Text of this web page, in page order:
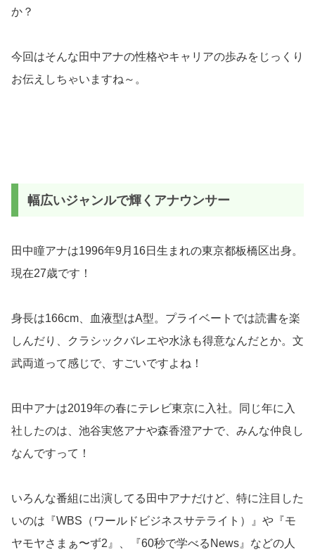
か？
今回はそんな田中アナの性格やキャリアの歩みをじっくり
お伝えしちゃいますね～。
幅広いジャンルで輝くアナウンサー
田中瞳アナは1996年9月16日生まれの東京都板橋区出身。
現在27歳です！
身長は166cm、血液型はA型。プライベートでは読書を楽
しんだり、クラシックバレエや水泳も得意なんだとか。文
武両道って感じで、すごいですよね！
田中アナは2019年の春にテレビ東京に入社。同じ年に入
社したのは、池谷実悠アナや森香澄アナで、みんな仲良し
なんですって！
いろんな番組に出演してる田中アナだけど、特に注目した
いのは『WBS（ワールドビジネスサテライト）』や『モ
ヤモヤさまぁ〜ず2』、『60秒で学べるNews』などの人